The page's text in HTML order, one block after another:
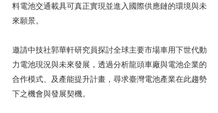
料電池交通載具可真正實現並進入國際供應鏈的環境與未
來願景。
邀請中技社郭華軒研究員探討全球主要市場車用下世代動
力電池現況與未來發展，透過分析龍頭車廠與電池企業的
合作模式、及產能提升計畫，尋求臺灣電池產業在此趨勢
下之機會與發展契機。